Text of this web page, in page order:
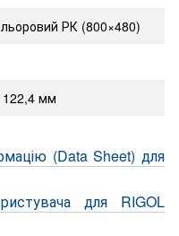
РК (800×480)
122,4 мм
(Data Sheet) для
для RIGOL